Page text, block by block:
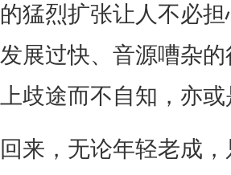
猛烈扩张让人不必
展过快、音源嘈杂
歧途而不自知，亦
来，无论年轻老成